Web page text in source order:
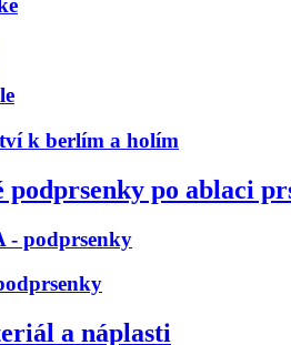
k berlím a holím
po ablaci
- podprsenky
a náplasti